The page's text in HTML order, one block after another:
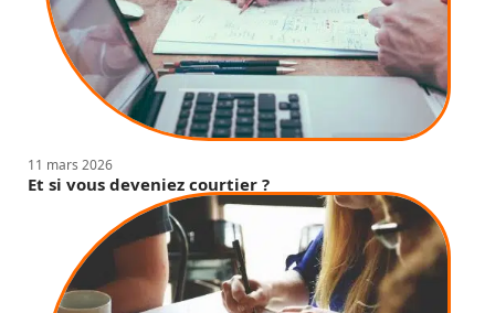
11 mars 2026
Et si vous deveniez courtier ?